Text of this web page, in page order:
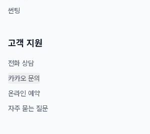
썬팅
고객 지원
전화 상담
카카오 문의
온라인 예약
자주 묻는 질문